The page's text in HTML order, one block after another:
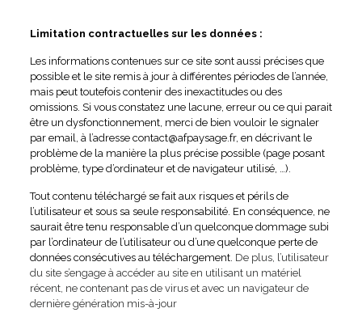
Limitation contractuelles sur les données :
Les informations contenues sur ce site sont aussi précises que
possible et le site remis à jour à différentes périodes de l’année,
mais peut toutefois contenir des inexactitudes ou des
omissions. Si vous constatez une lacune, erreur ou ce qui parait
être un dysfonctionnement, merci de bien vouloir le signaler
par email, à l’adresse contact@afpaysage.fr, en décrivant le
problème de la manière la plus précise possible (page posant
problème, type d’ordinateur et de navigateur utilisé, …).
Tout contenu téléchargé se fait aux risques et périls de
l’utilisateur et sous sa seule responsabilité. En conséquence, ne
saurait être tenu responsable d’un quelconque dommage subi
par l’ordinateur de l’utilisateur ou d’une quelconque perte de
données consécutives au téléchargement. De plus, l’utilisateur
du site s’engage à accéder au site en utilisant un matériel
récent, ne contenant pas de virus et avec un navigateur de
dernière génération mis-à-jour